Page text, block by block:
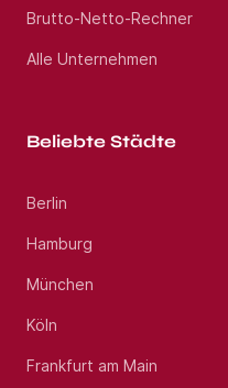
Brutto-Netto-Rechner
Alle Unternehmen
Beliebte Städte
Berlin
Hamburg
München
Köln
Frankfurt am Main